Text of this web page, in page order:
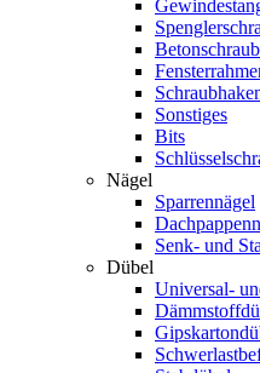
Sonstiges
Bits
Nägel
Sparrennägel
Senk- und
Dübel
Universal-